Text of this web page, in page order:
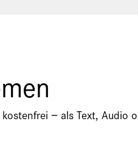
− als Text,